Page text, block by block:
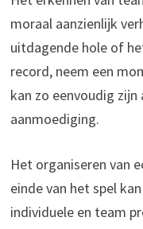
moraal aanzienlijk
uitdagende hole of
record, neem een
kan zo eenvoudig
aanmoediging.
Het organiseren van
einde van het spel
individuele en team